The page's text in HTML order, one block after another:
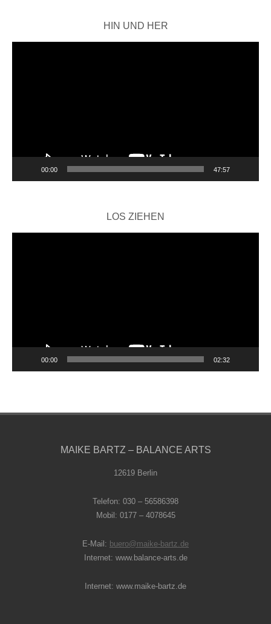
HIN UND HER
00:00 47:57
LOS ZIEHEN
00:00 02:32
MAIKE BARTZ – BALANCE ARTS
12619 Berlin
Telefon: 030 – 56586398
Mobil: 0177 – 4078645
E-Mail: buero@maike-bartz.de
Internet: www.balance-arts.de
Internet: www.maike-bartz.de